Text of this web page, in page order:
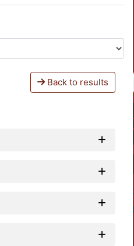
Back to results